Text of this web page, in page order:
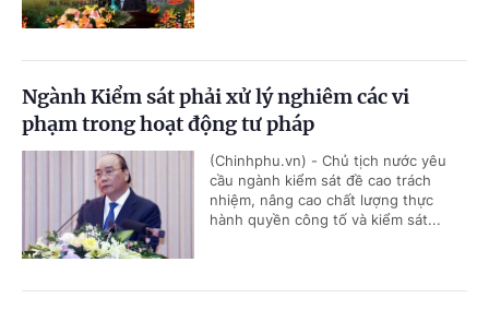
Ngành Kiểm sát phải xử lý nghiêm các vi
phạm trong hoạt động tư pháp
(Chinhphu.vn) - Chủ tịch nước yêu
cầu ngành kiểm sát đề cao trách
nhiệm, nâng cao chất lượng thực
hành quyền công tố và kiểm sát...